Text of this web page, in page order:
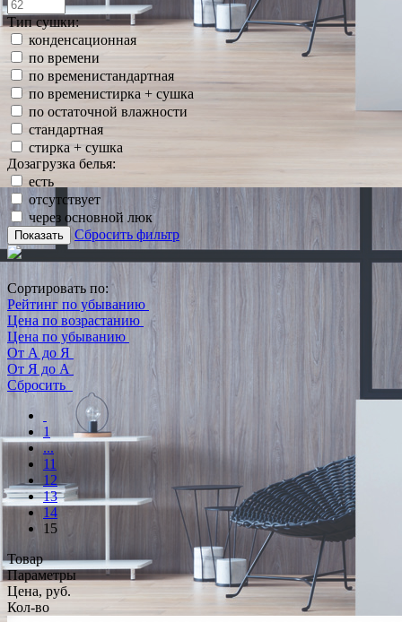
Тип сушки:
конденсационная
по времени
по временистандартная
по временистирка + сушка
по остаточной влажности
стандартная
стирка + сушка
Дозагрузка белья:
есть
отсутствует
через основной люк
Показать Сбросить фильтр
Сортировать по:
Рейтинг по убыванию
Цена по возрастанию
Цена по убыванию
От А до Я
От Я до А
Сбросить
1
...
11
12
13
14
15
Товар
Параметры
Цена, руб.
Кол-во